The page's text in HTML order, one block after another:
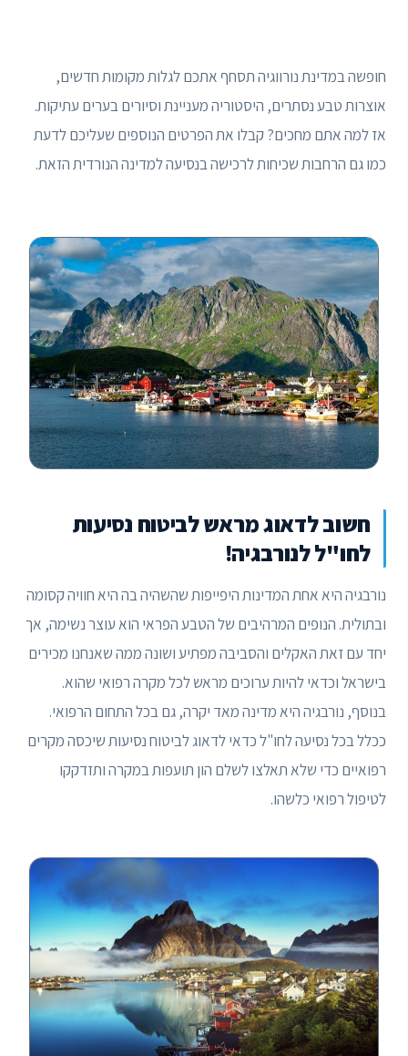
חופשה במדינת נורווגיה תסחף אתכם לגלות מקומות חדשים,
אוצרות טבע נסתרים, היסטוריה מעניינת וסיורים בערים עתיקות.
אז למה אתם מחכים? קבלו את הפרטים הנוספים שעליכם לדעת
כמו גם הרחבות שכיחות לרכישה בנסיעה למדינה הנורדית הזאת.
חשוב לדאוג מראש לביטוח נסיעות
לחו"ל לנורבגיה!
נורבגיה היא אחת המדינות היפייפות שהשהיה בה היא חוויה קסומה
ובתולית. הנופים המרהיבים של הטבע הפראי הוא עוצר נשימה, אך
יחד עם זאת האקלים והסביבה מפתיע ושונה ממה שאנחנו מכירים
בישראל וכדאי להיות ערוכים מראש לכל מקרה רפואי שהוא.
בנוסף, נורבגיה היא מדינה מאד יקרה, גם בכל התחום הרפואי.
ככלל בכל נסיעה לחו"ל כדאי לדאוג לביטוח נסיעות שיכסה מקרים
רפואיים כדי שלא תאלצו לשלם הון תועפות במקרה ותזדקקו
לטיפול רפואי כלשהו.